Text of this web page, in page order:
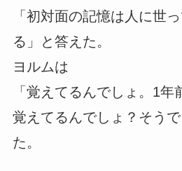
「初対面の記憶は人に世
る」と答えた。
ヨルムは
「覚えてるんでしょ。1年
覚えてるんでしょ？そう
た。